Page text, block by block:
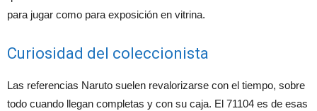
para jugar como para exposición en vitrina.
Curiosidad del coleccionista
Las referencias Naruto suelen revalorizarse con el tiempo, sobre
todo cuando llegan completas y con su caja. El 71104 es de esas